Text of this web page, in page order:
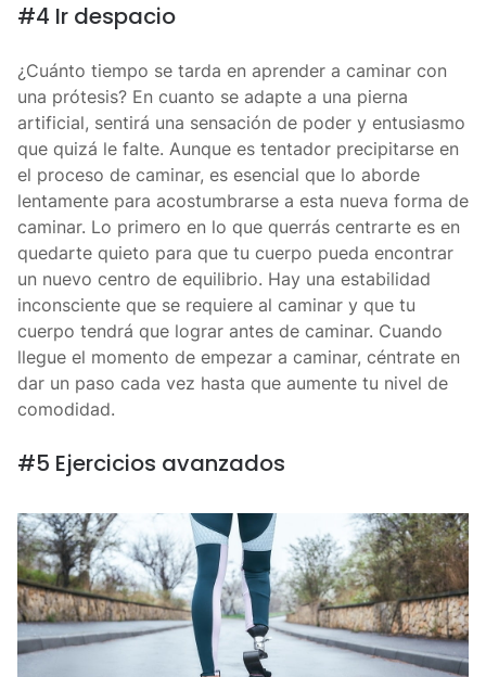
#4 Ir despacio
¿Cuánto tiempo se tarda en aprender a caminar con
una prótesis? En cuanto se adapte a una pierna
artificial, sentirá una sensación de poder y entusiasmo
que quizá le falte. Aunque es tentador precipitarse en
el proceso de caminar, es esencial que lo aborde
lentamente para acostumbrarse a esta nueva forma de
caminar. Lo primero en lo que querrás centrarte es en
quedarte quieto para que tu cuerpo pueda encontrar
un nuevo centro de equilibrio. Hay una estabilidad
inconsciente que se requiere al caminar y que tu
cuerpo tendrá que lograr antes de caminar. Cuando
llegue el momento de empezar a caminar, céntrate en
dar un paso cada vez hasta que aumente tu nivel de
comodidad.
#5 Ejercicios avanzados